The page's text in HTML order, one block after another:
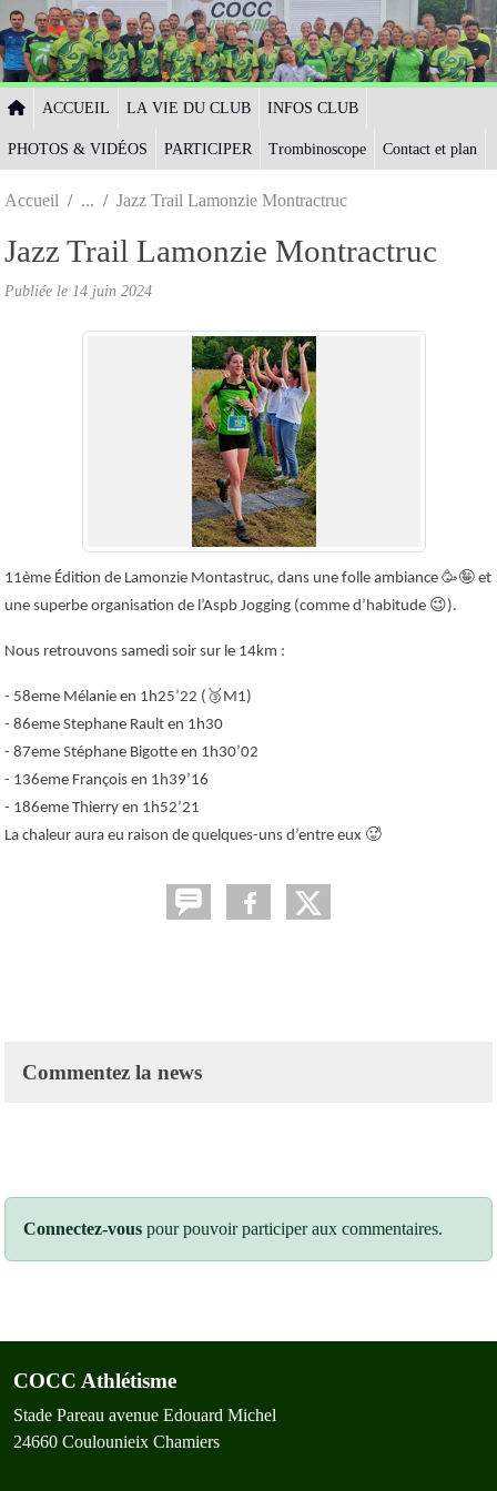
ACCUEIL LA VIE DU CLUB INFOS CLUB
PHOTOS & VIDÉOS PARTICIPER Trombinoscope Contact et plan
Accueil Jazz Trail Lamonzie Montractruc
Jazz Trail Lamonzie Montractruc
Publiée le 14 juin 2024
11ème Édition de Lamonzie Montastruc, dans une folle ambiance 🥳🤪 et
une superbe organisation de l’Aspb Jogging (comme d’habitude 😉).
Nous retrouvons samedi soir sur le 14km :
- 58eme Mélanie en 1h25’22 ( 🥉 M1)
- 86eme Stephane Rault en 1h30
- 87eme Stéphane Bigotte en 1h30’02
- 136eme François en 1h39’16
- 186eme Thierry en 1h52’21
La chaleur aura eu raison de quelques-uns d’entre eux 🥵
Commentez la news
Connectez-vous pour pouvoir participer aux commentaires.
COCC Athlétisme
Stade Pareau avenue Edouard Michel
24660 Coulounieix Chamiers
Panneau de gestion des cookies